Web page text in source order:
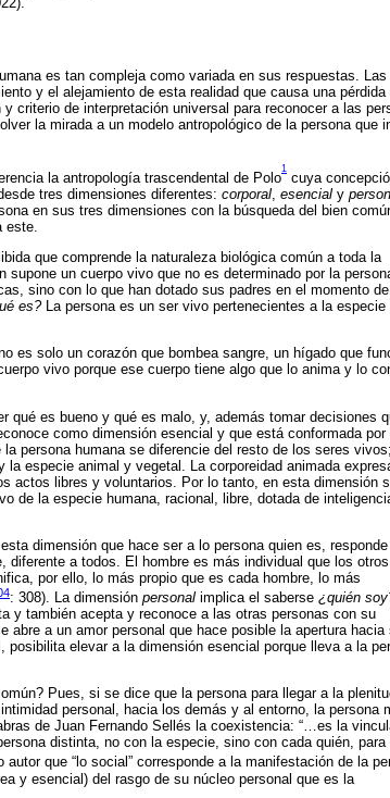
es tan compleja como variada en sus respuestas. Las
y el alejamiento de esta realidad que causa una pérdida
criterio de interpretación universal para reconocer a las
la mirada a un modelo antropológico de la persona que
la antropología trascendental de Polo
1
cuya
tres dimensiones diferentes: corporal, esencial y
en sus tres dimensiones con la búsqueda del bien
este.
que comprende la naturaleza biológica común a toda la
un cuerpo vivo que no es determinado por la
sino con lo que han dotado sus padres en el momento
es?La persona es un ser vivo pertenecientes a la especie
es solo un corazón que bombea sangre, un hígado que
vivo porque ese cuerpo tiene algo que lo anima y lo
es bueno y qué es malo, y, además tomar decisiones
como dimensión esencial y que está conformada por
persona humana se diferencie del resto de los seres
especie animal y vegetal. La corporeidad animada
actos libres y voluntarios. Por lo tanto, en esta dimensión
de la especie humana, racional, libre, dotada de
esta dimensión que hace ser a lo persona quien es,
diferente a todos. El hombre es más individual que los
por ello, lo más propio que es cada hombre, lo más
: 308). La dimensión personal implica el saberse ¿quién
y también acepta y reconoce a las otras personas con su
a un amor personal que hace posible la apertura hacia
elevar a la dimensión esencial porque lleva a la
Pues, si se dice que la persona para llegar a la
personal, hacia los demás y al entorno, la persona
de Juan Fernando Sellés la coexistencia: “…es la
distinta, no con la especie, sino con cada quién, para
que “lo social” corresponde a la manifestación de la
y esencial) del rasgo de su núcleo personal que es la